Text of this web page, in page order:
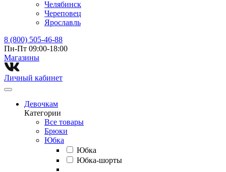
Челябинск
Череповец
Ярославль
8 (800) 505-46-88
Пн-Пт 09:00-18:00
Магазины⁠
Личный кабинет
Девочкам
Категории
Все товары
Брюки
Юбка
Юбка
Юбка-шорты